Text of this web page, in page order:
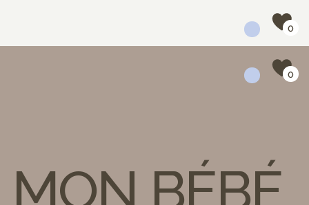
Детская одежда. Полный образ в одном магазине